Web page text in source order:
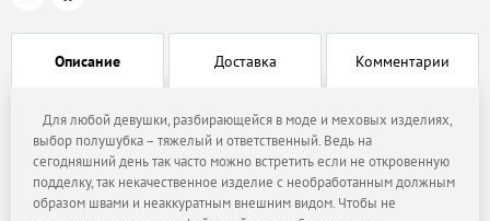
Описание Доставка Комментарии
Для любой девушки, разбирающейся в моде и меховых изделиях,
выбор полушубка – тяжелый и ответственный. Ведь на
сегодняшний день так часто можно встретить если не откровенную
подделку, так некачественное изделие с необработанным должным
образом швами и неаккуратным внешним видом. Чтобы не